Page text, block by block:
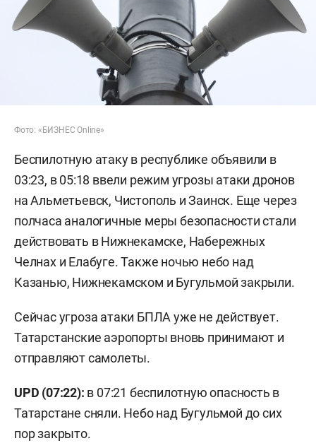
Фото: «БИЗНЕС Online»
Беспилотную атаку в республике объявили в
03:23, в 05:18 ввели режим угрозы атаки дронов
на Альметьевск, Чистополь и Заинск. Еще через
полчаса аналогичные меры безопасности стали
действовать в Нижнекамске, Набережных
Челнах и Елабуге. Также ночью небо над
Казанью, Нижнекамском и Бугульмой закрыли.
Сейчас угроза атаки БПЛА уже не действует.
Татарстанские аэропорты вновь принимают и
отправляют самолеты.
UPD (07:22): в 07:21 беспилотную опасность в
Татарстане сняли. Небо над Бугульмой до сих
пор закрыто.